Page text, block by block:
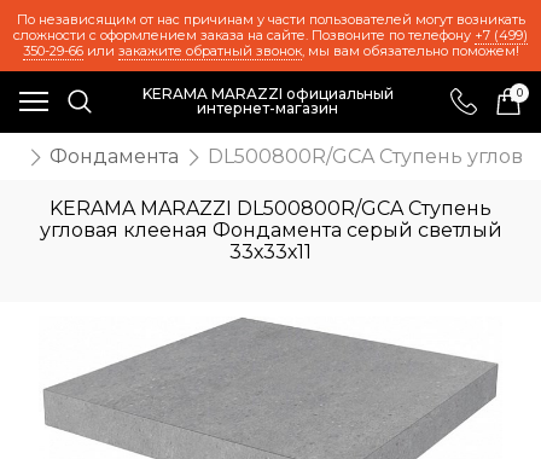
По независящим от нас причинам у части пользователей могут возникать
сложности с оформлением заказа на сайте. Позвоните по телефону +7 (499)
350-29-66или закажите обратный звонок, мы вам обязательно поможем!
KERAMA MARAZZI официальный
интернет-магазин
0
Фондамента DL500800R/GCA Ступень
KERAMA MARAZZI DL500800R/GCA Ступень
угловая клееная Фондамента серый светлый
33х33х11